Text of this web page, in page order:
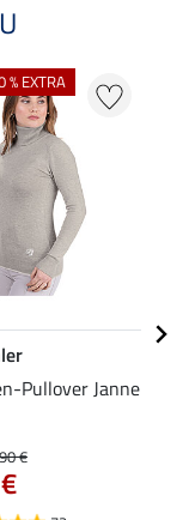
% EXTRA
Pullover Janne
€